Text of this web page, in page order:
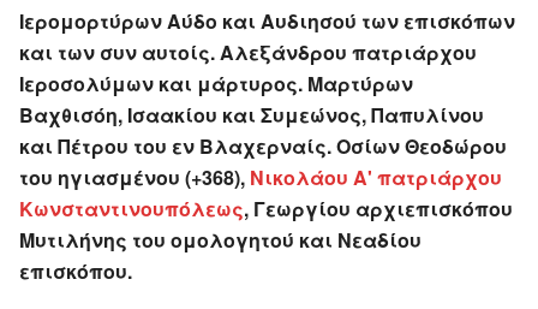
Ιερομορτύρων Αύδο και Αυδιησού των επισκόπων
και των συν αυτοίς. Αλεξάνδρου πατριάρχου
Ιεροσολύμων και μάρτυρος. Μαρτύρων
Βαχθισόη, Ισαακίου και Συμεώνος, Παπυλίνου
και Πέτρου του εν Βλαχερναίς. Οσίων Θεοδώρου
του ηγιασμένου (+368), Νικολάου Α' πατριάρχου
Κωνσταντινουπόλεως, Γεωργίου αρχιεπισκόπου
Μυτιλήνης του ομολογητού και Νεαδίου
επισκόπου.